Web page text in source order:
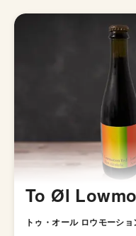
To Øl
トゥ・オール ロウモーシ